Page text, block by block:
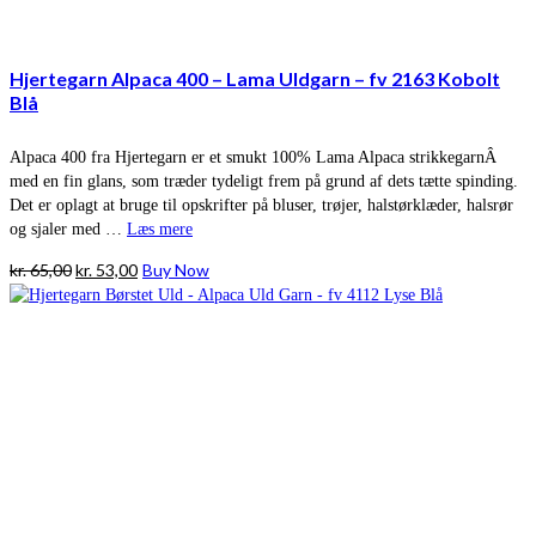
Hjertegarn Alpaca 400 – Lama Uldgarn – fv 2163 Kobolt
Blå
Alpaca 400 fra Hjertegarn er et smukt 100% Lama Alpaca strikkegarnÂ
med en fin glans, som træder tydeligt frem på grund af dets tætte spinding.
Det er oplagt at bruge til opskrifter på bluser, trøjer, halstørklæder, halsrør
og sjaler med … Læs mere
kr.65,00Den
oprindelige
kr. 53,00Den
aktuelle
Buy Now